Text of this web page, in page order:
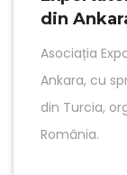
din
Asociația
Ankara, cu
din Turcia,
România.